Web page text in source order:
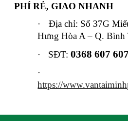
PHÍ RẺ, GIAO NHANH
·
Địa chỉ: Số 37G
Hưng Hòa A – Q. Bình
·
SĐT:0368 607 607
·
https://